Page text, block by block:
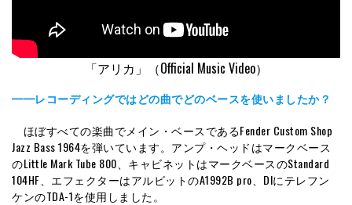
「アリカ」（Official Music Video）
━━レコーディングではどの曲でどのベースを使いましたか？
ほぼすべての楽曲でメイン・ベースであるFender Custom Shop
Jazz Bass 1964を弾いています。アンプ・ヘッドはマークベース
のLittle Mark Tube 800、キャビネットはマークベースのStandard
104HF、エフェクターはアルビットのA1992B pro、DIにテレフン
ケンのTDA-1を使用しました。